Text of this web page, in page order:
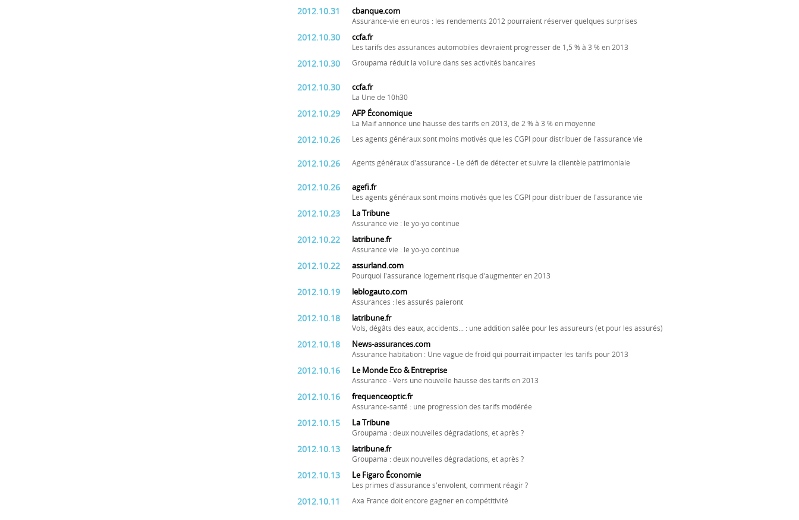
2012.10.31 cbanque.com
Assurance-vie en euros : les rendements 2012 pourraient réserver quelques surprises
2012.10.30 ccfa.fr
Les tarifs des assurances automobiles devraient progresser de 1,5 % à 3 % en 2013
2012.10.30 Groupama réduit la voilure dans ses activités bancaires
2012.10.30 ccfa.fr
La Une de 10h30
2012.10.29 AFP Économique
La Maif annonce une hausse des tarifs en 2013, de 2 % à 3 % en moyenne
2012.10.26 Les agents généraux sont moins motivés que les CGPI pour distribuer de l'assurance vie
2012.10.26 Agents généraux d'assurance - Le défi de détecter et suivre la clientèle patrimoniale
2012.10.26 agefi.fr
Les agents généraux sont moins motivés que les CGPI pour distribuer de l'assurance vie
2012.10.23 La Tribune
Assurance vie : le yo-yo continue
2012.10.22 latribune.fr
Assurance vie : le yo-yo continue
2012.10.22 assurland.com
Pourquoi l'assurance logement risque d'augmenter en 2013
2012.10.19 leblogauto.com
Assurances : les assurés paieront
2012.10.18 latribune.fr
Vols, dégâts des eaux, accidents... : une addition salée pour les assureurs (et pour les assurés)
2012.10.18 News-assurances.com
Assurance habitation : Une vague de froid qui pourrait impacter les tarifs pour 2013
2012.10.16 Le Monde Eco & Entreprise
Assurance - Vers une nouvelle hausse des tarifs en 2013
2012.10.16 frequenceoptic.fr
Assurance-santé : une progression des tarifs modérée
2012.10.15 La Tribune
Groupama : deux nouvelles dégradations, et après ?
2012.10.13 latribune.fr
Groupama : deux nouvelles dégradations, et après ?
2012.10.13 Le Figaro Économie
Les primes d'assurance s'envolent, comment réagir ?
2012.10.11 Axa France doit encore gagner en compétitivité